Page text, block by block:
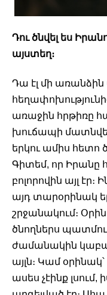
Դու ծնվել ես
այստեղ։
Դա էլ մի առանձին
առաջին հրթիռը
խուճապի
երկու ամիս հետո
Գիտեմ, որ Իրանը
բոլորովին այլ
այդ տարօրինակ
շրջանակում։
ծնողներս
ժամանակին
այլն։ Կամ
ասես չէինք լսում,